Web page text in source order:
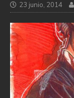
23 junio, 2014